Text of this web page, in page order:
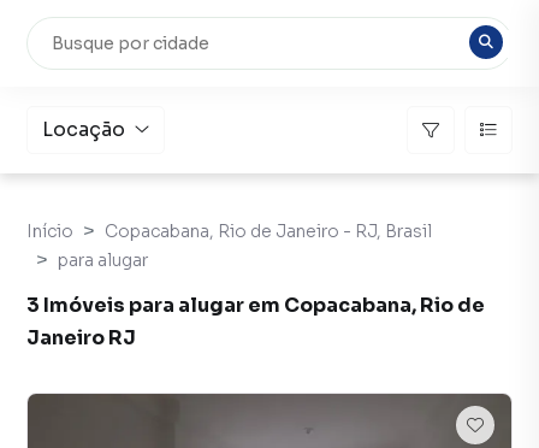
Locação
Início
Copacabana, Rio de Janeiro - RJ, Brasil
para alugar
3 Imóveis para alugar em Copacabana, Rio de
Janeiro RJ